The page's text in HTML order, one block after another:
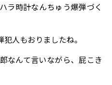
ラ時計なんちゅう爆弾づく
人もおりましたね。
なんて言いながら、屁こき